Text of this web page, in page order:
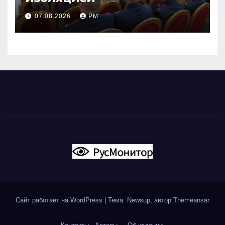
07.08.2026 РМ
Сайт работает на WordPress Тема: Newsup, автор Themeansar